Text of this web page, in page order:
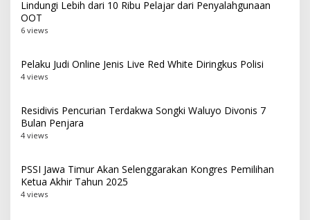
Lindungi Lebih dari 10 Ribu Pelajar dari Penyalahgunaan
OOT
6 views
Pelaku Judi Online Jenis Live Red White Diringkus Polisi
4 views
Residivis Pencurian Terdakwa Songki Waluyo Divonis 7
Bulan Penjara
4 views
PSSI Jawa Timur Akan Selenggarakan Kongres Pemilihan
Ketua Akhir Tahun 2025
4 views